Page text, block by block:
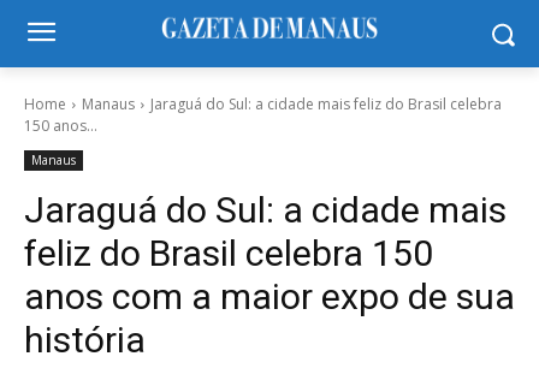
Home Manaus
Jaraguá do Sul: a cidade mais feliz do Brasil celebra
150 anos...
Manaus
Jaraguá do Sul: a cidade mais
feliz do Brasil celebra 150
anos com a maior expo de sua
história